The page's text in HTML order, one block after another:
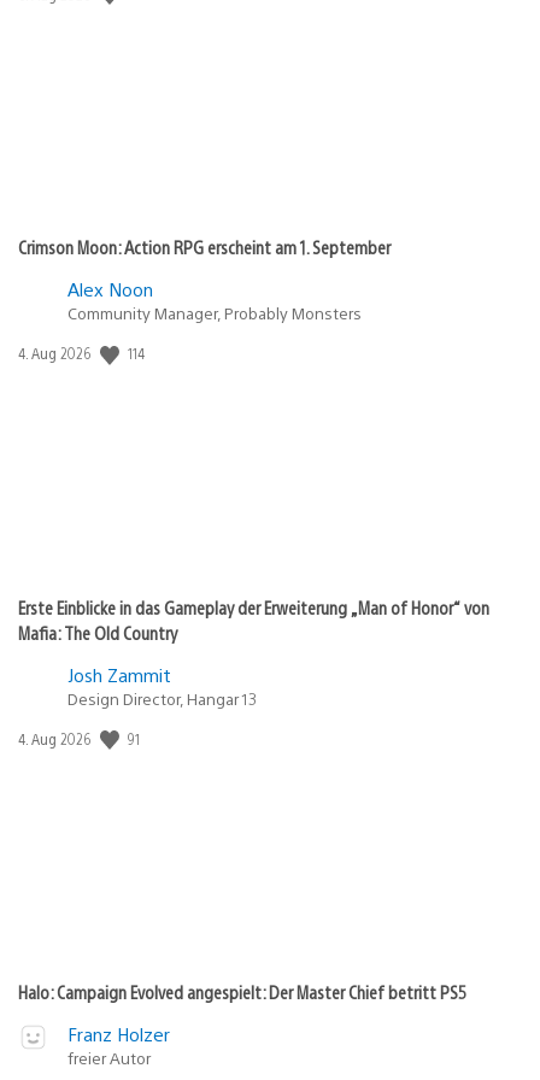
Crimson Moon: Action RPG erscheint am 1. September
Alex Noon
Community Manager, Probably Monsters
Veröffentlichungsdatum:
4. Aug 2026 114
Erste Einblicke in das Gameplay der Erweiterung „Man of Honor“ von
Mafia: The Old Country
Josh Zammit
Design Director, Hangar 13
Veröffentlichungsdatum:
4. Aug 2026 91
Halo: Campaign Evolved angespielt: Der Master Chief betritt PS5
Franz Holzer
freier Autor